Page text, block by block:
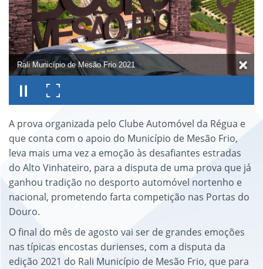
Rali Município de Mesão Frio 2021
A prova organizada pelo Clube Automóvel da Régua e
que conta com o apoio do Município de Mesão Frio,
leva mais uma vez a emoção às desafiantes estradas
do Alto Vinhateiro, para a disputa de uma prova que já
ganhou tradição no desporto automóvel nortenho e
nacional, prometendo farta competição nas Portas do
Douro.
O final do mês de agosto vai ser de grandes emoções
nas típicas encostas durienses, com a disputa da
edição 2021 do Rali Município de Mesão Frio, que para